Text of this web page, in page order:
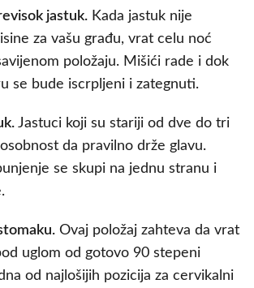
jastuk. Kada jastuk nije
za vašu građu, vrat celu noć
položaju. Mišići rade i dok
se bude iscrpljeni i zategnuti.
Jastuci koji su stariji od dve do tri
da pravilno drže glavu.
se skupi na jednu stranu i
Ovaj položaj zahteva da vrat
uglom od gotovo 90 stepeni
od najlošijih pozicija za cervikalni